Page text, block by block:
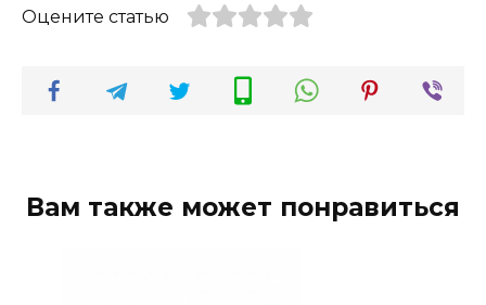
Оцените статью
Вам также может понравиться